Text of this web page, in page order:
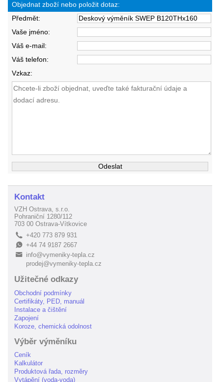
Objednat zboží nebo položit dotaz:
Předmět:
Vaše jméno:
Váš e-mail:
Váš telefon:
Vzkaz:
Kontakt
VZH Ostrava, s.r.o.
Pohraniční 1280/112
703 00 Ostrava-Vítkovice
L +420 773 879 931
E+44 74 9187 2667
B
info@vymeniky-tepla.cz
prodej@vymeniky-tepla.cz
Užitečné odkazy
Obchodní podmínky
Certifikáty, PED, manuál
Instalace a čištění
Zapojení
Koroze, chemická odolnost
Výběr výměníku
Ceník
Kalkulátor
Produktová řada, rozměry
Vytápění (voda-voda)